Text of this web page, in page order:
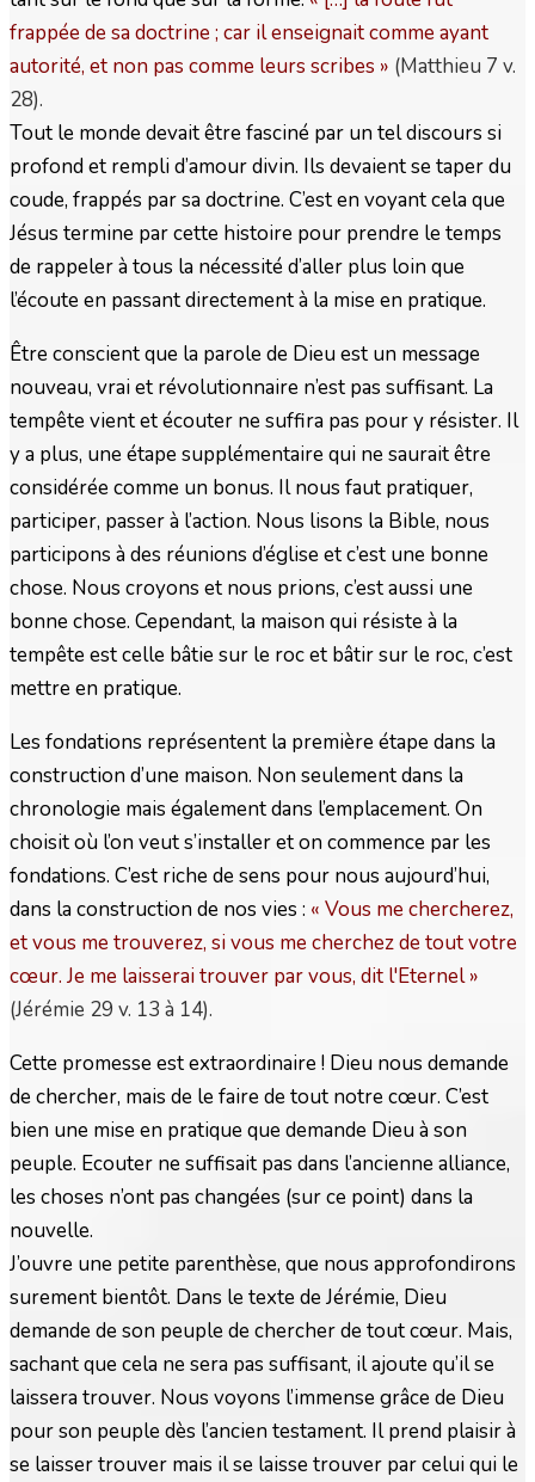
frappée de sa doctrine ; car il enseignait comme ayant
autorité, et non pas comme leurs scribes » (Matthieu 7 v.
28).
Tout le monde devait être fasciné par un tel discours si
profond et rempli d’amour divin. Ils devaient se taper du
coude, frappés par sa doctrine. C’est en voyant cela que
Jésus termine par cette histoire pour prendre le temps
de rappeler à tous la nécessité d’aller plus loin que
l’écoute en passant directement à la mise en pratique.
Être conscient que la parole de Dieu est un message
nouveau, vrai et révolutionnaire n’est pas suffisant. La
tempête vient et écouter ne suffira pas pour y résister. Il
y a plus, une étape supplémentaire qui ne saurait être
considérée comme un bonus. Il nous faut pratiquer,
participer, passer à l’action. Nous lisons la Bible, nous
participons à des réunions d’église et c’est une bonne
chose. Nous croyons et nous prions, c’est aussi une
bonne chose. Cependant, la maison qui résiste à la
tempête est celle bâtie sur le roc et bâtir sur le roc, c’est
mettre en pratique.
Les fondations représentent la première étape dans la
construction d’une maison. Non seulement dans la
chronologie mais également dans l’emplacement. On
choisit où l’on veut s’installer et on commence par les
fondations. C’est riche de sens pour nous aujourd’hui,
dans la construction de nos vies : « Vous me chercherez,
et vous me trouverez, si vous me cherchez de tout votre
cœur. Je me laisserai trouver par vous, dit l'Eternel »
(Jérémie 29 v. 13 à 14).
Cette promesse est extraordinaire ! Dieu nous demande
de chercher, mais de le faire de tout notre cœur. C’est
bien une mise en pratique que demande Dieu à son
peuple. Ecouter ne suffisait pas dans l’ancienne alliance,
les choses n’ont pas changées (sur ce point) dans la
nouvelle.
J’ouvre une petite parenthèse, que nous approfondirons
surement bientôt. Dans le texte de Jérémie, Dieu
demande de son peuple de chercher de tout cœur. Mais,
sachant que cela ne sera pas suffisant, il ajoute qu’il se
laissera trouver. Nous voyons l’immense grâce de Dieu
pour son peuple dès l’ancien testament. Il prend plaisir à
se laisser trouver mais il se laisse trouver par celui qui le